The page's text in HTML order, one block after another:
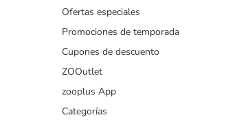
Ofertas especiales
Promociones de temporada
Cupones de descuento
ZOOutlet
zooplus App
Categorías